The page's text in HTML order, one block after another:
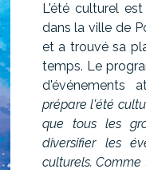
L'été culturel
dans la ville de
et a trouvé sa
temps. Le
d'événements
prépare l'été
que tous les
diversifier les
culturels.